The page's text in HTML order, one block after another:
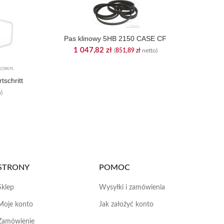
Pas klinowy 5HB 2150 CASE CF
1 047,82 zł (851,89 złnetto)
konto
POMOC
Wysyłki i zamówienia
Jak założyć konto